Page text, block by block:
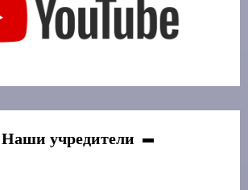
Наши учредители